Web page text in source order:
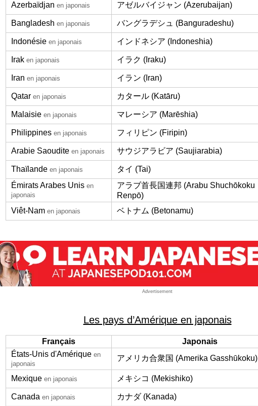
Azerbaïdjan en japonais アゼルバイジャン (Azerubaijan)
Bangladesh en japonais バングラデシュ (Banguradeshu)
Indonésie en japonais インドネシア (Indoneshia)
Irak en japonais イラク (Iraku)
Iran en japonais イラン (Iran)
Qatar en japonais カタール (Katāru)
Malaisie en japonais マレーシア (Marēshia)
Philippines en japonais フィリピン (Firipin)
Arabie Saoudite en japonais サウジアラビア (Saujiarabia)
Thaïlande en japonais
タイ (Tai)
Émirats Arabes Unis en
japonais
アラブ首長国連邦 (Arabu Shuchōkoku
Renpō)
Viêt-Nam en japonais ベトナム (Betonamu)
Advertisement
Les pays d’Amérique en japonais
Français
Japonais
États-Unis d'Amérique en
japonais
アメリカ合衆国 (Amerika Gasshūkoku)
Mexique en japonais メキシコ (Mekishiko)
Canada en japonais カナダ (Kanada)